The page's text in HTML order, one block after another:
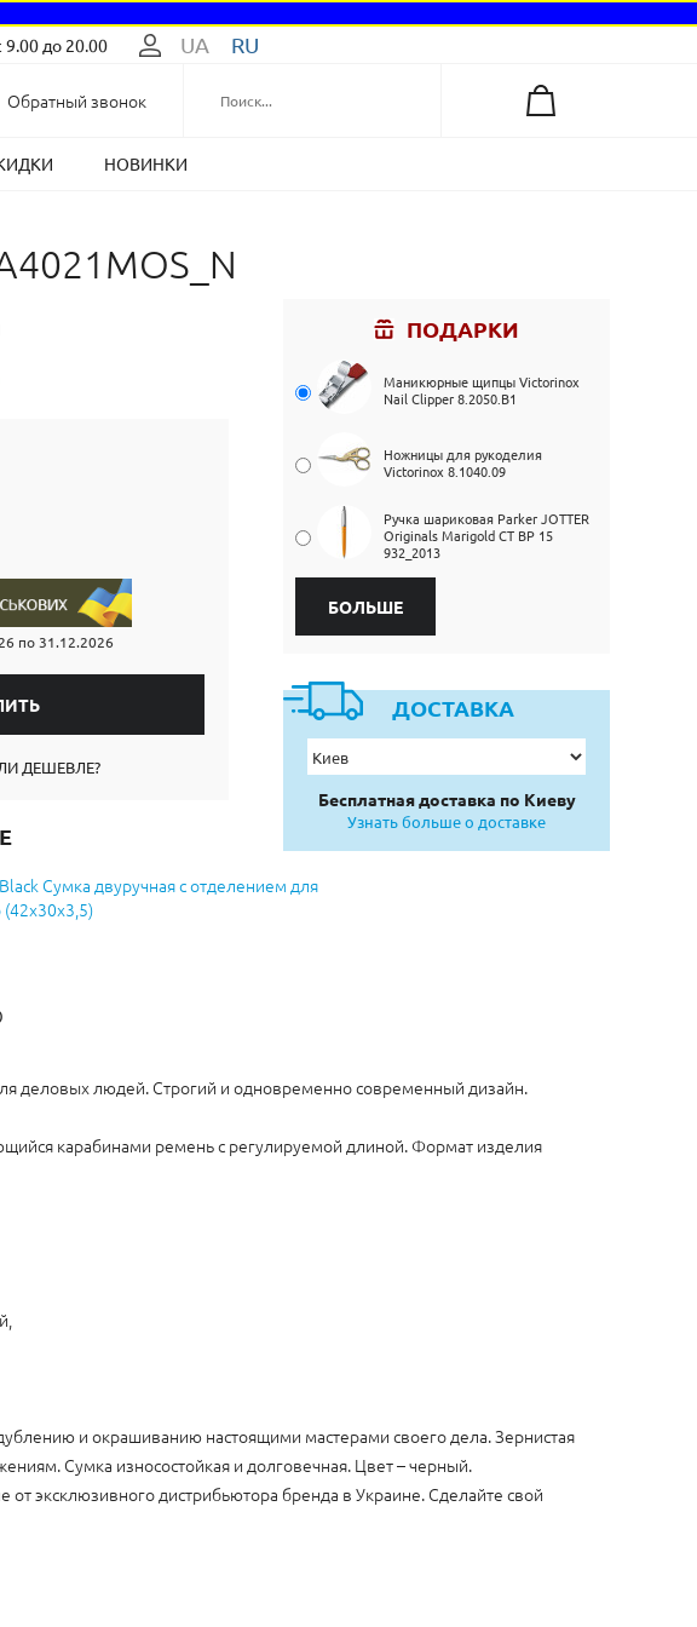
9.00 до 20.00 UA RU
Обратный звонок
НОВИНКИ
по 31.12.2026
ДЕШЕВЛЕ?
Сумка двуручная с отделением для
(42x30x3,5)
ПОДАРКИ
Маникюрные щипцы Victorinox
Nail Clipper 8.2050.B1
Ножницы для рукоделия
Victorinox 8.1040.09
Ручка шариковая Parker JOTTER
Originals Marigold CT BP 15
932_2013
БОЛЬШЕ
ДОСТАВКА
Бесплатная доставка по Киеву
Узнать больше о доставке
деловых людей. Строгий и одновременно современный дизайн.
карабинами ремень с регулируемой длиной. Формат изделия
и окрашиванию настоящими мастерами своего дела. Зернистая
Сумка износостойкая и долговечная. Цвет – черный.
эксклюзивного дистрибьютора бренда в Украине. Сделайте свой